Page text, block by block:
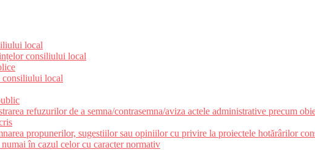
local
consiliului local
consiliului local
refuzurilor de a semna/contrasemna/aviza actele administrative precum
propunerilor, sugestiilor sau opiniilor cu privire la proiectele hotărârilor
în cazul celor cu caracter normativ